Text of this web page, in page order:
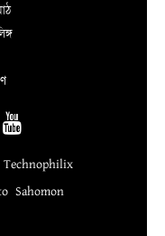
Technophilix
Sahomon